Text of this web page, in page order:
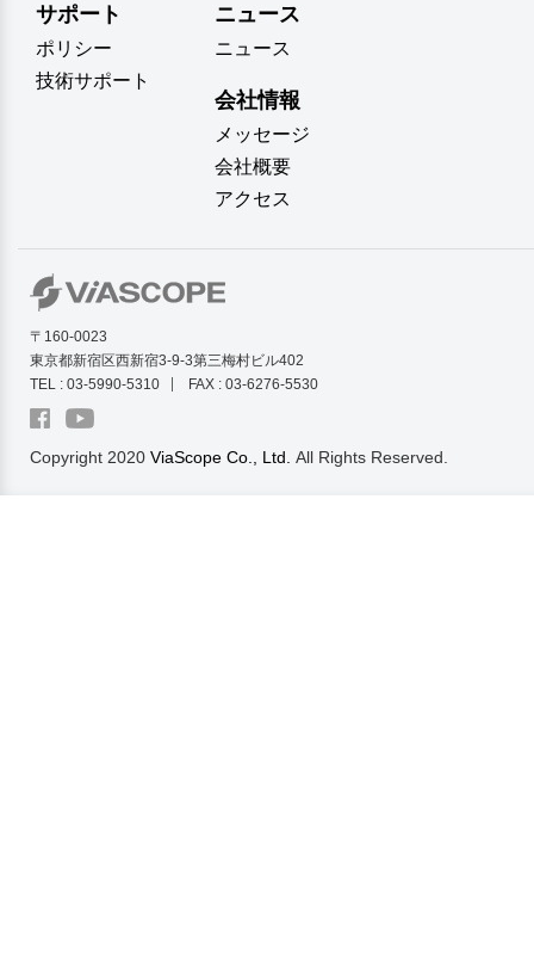
サポート
ポリシー
技術サポート
ニュース
ニュース
会社情報
メッセージ
会社概要
アクセス
〒160-0023
東京都新宿区西新宿3-9-3第三梅村ビル402
TEL : 03-5990-5310
FAX : 03-6276-5530
Copyright 2020 ViaScope Co., Ltd. All Rights Reserved.